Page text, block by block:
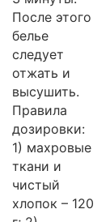
После этого
белье
следует
отжать и
высушить.
Правила
дозировки:
1) махровые
ткани и
чистый
хлопок – 120